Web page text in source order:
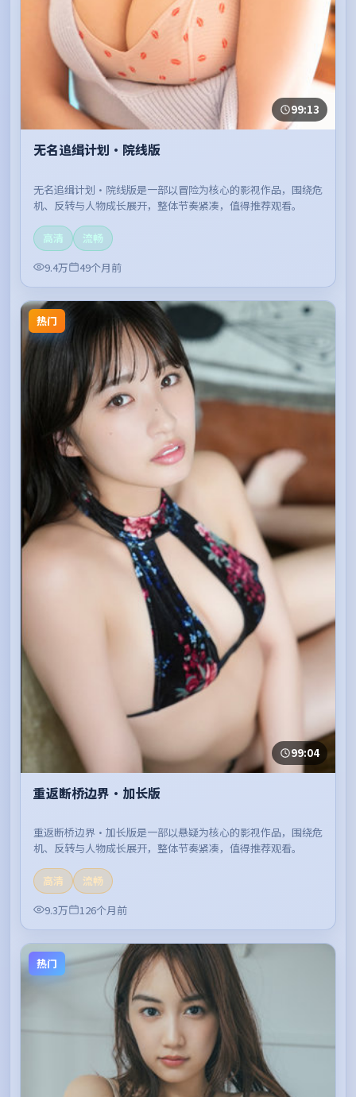
99:13
无名追缉计划·院线版
无名追缉计划·院线版是一部以冒险为核心的影视作品，围绕危
机、反转与人物成长展开，整体节奏紧凑，值得推荐观看。
高清
流畅
9.4万
49个月前
热门
99:04
重返断桥边界·加长版
重返断桥边界·加长版是一部以悬疑为核心的影视作品，围绕危
机、反转与人物成长展开，整体节奏紧凑，值得推荐观看。
高清
流畅
9.3万
126个月前
热门